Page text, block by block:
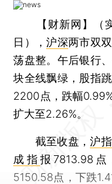
【财新网】（
日），沪深两市双
荡盘整。午后银行
块全线飘绿，股指
2200点，跌幅
扩大至2.26%。
截至收盘，沪指
成指 报7813.98点
5150.58点，下跌